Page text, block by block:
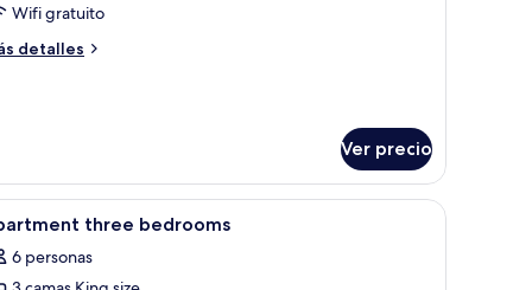
Wifi gratuito
detalles
Ver precio
exterior, que incluye una alfombra roja y una piscina.
Ropa de cama de alta calidad y minibar
8 three bedrooms
6 personas